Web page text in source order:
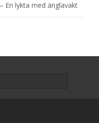
En lykta med änglavakt